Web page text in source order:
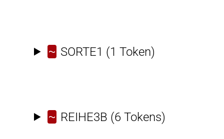
~ SORTE1 (1 Token)
~ REIHE3B (6 Tokens)